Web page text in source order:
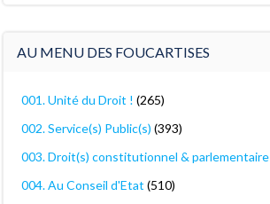
AU MENU DES FOUCARTISES
001. Unité du Droit ! (265)
002. Service(s) Public(s) (393)
003. Droit(s) constitutionnel & parlementaire
004. Au Conseil d'Etat (510)